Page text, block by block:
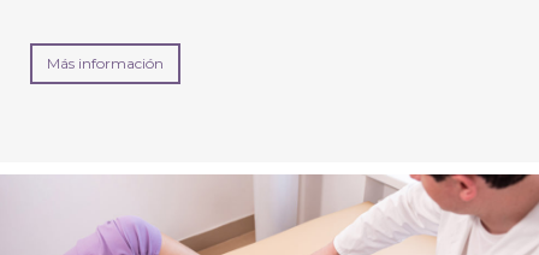
Más información